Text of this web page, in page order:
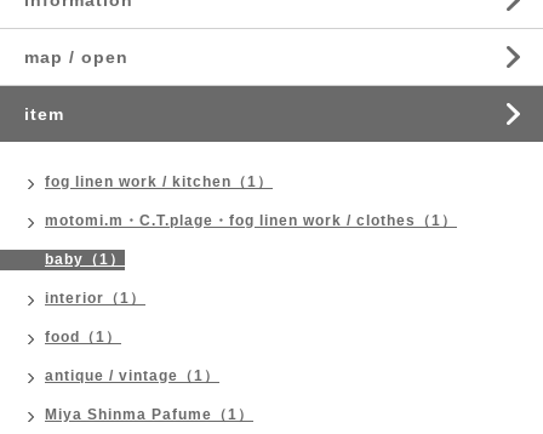
map / open
item
fog linen work / kitchen（1）
motomi.m・C.T.plage・fog linen work / clothes（1）
baby（1）
interior（1）
food（1）
antique / vintage（1）
Miya Shinma Pafume（1）